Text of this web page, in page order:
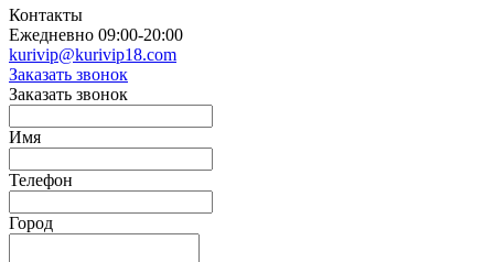
Контакты
Ежедневно 09:00-20:00
kurivip@kurivip18.com
Заказать звонок
Заказать звонок
Имя
Телефон
Город